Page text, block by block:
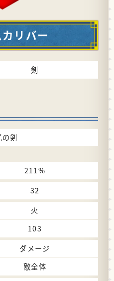
リバー
剣
の剣
211%
32
火
103
ダメージ
敵全体